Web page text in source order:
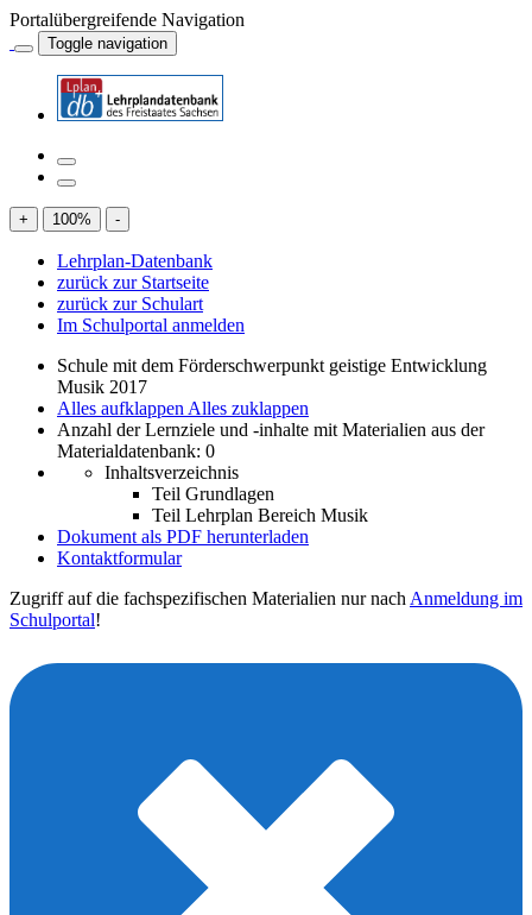
Portalübergreifende Navigation
Toggle navigation
+ 100% -
Lehrplan-Datenbank
zurück zur Startseite
zurück zur Schulart
Im Schulportal anmelden
Schule mit dem Förderschwerpunkt geistige Entwicklung
Musik 2017
Alles aufklappen Alles zuklappen
Anzahl der Lernziele und -inhalte mit Materialien aus der
Materialdatenbank: 0
Inhaltsverzeichnis
Teil Grundlagen
Teil Lehrplan Bereich Musik
Dokument als PDF herunterladen
Kontaktformular
Zugriff auf die fachspezifischen Materialien nur nach Anmeldung im
Schulportal!